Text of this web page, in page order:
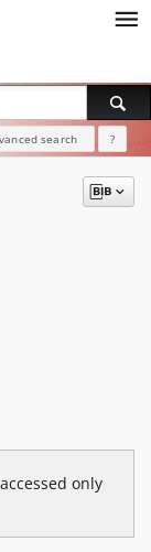
search ?
only